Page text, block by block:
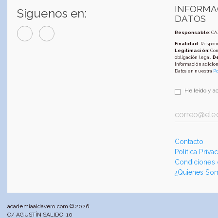
Síguenos en:
DATOS
Responsable:
Finalidad:
Legitimación:
obligación legal;
información
Datos en nuestra
He leído y
Contacto
Política
Condiciones
¿Quienes
academiaaldavero.com © 2026
C/ AGUSTÍN SALIDO, 10